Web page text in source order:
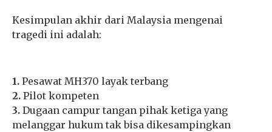
Kesimpulan akhir dari Malaysia mengenai
tragedi ini adalah:
1. Pesawat MH370 layak terbang
2. Pilot kompeten
3. Dugaan campur tangan pihak ketiga yang
melanggar hukum tak bisa dikesampingkan